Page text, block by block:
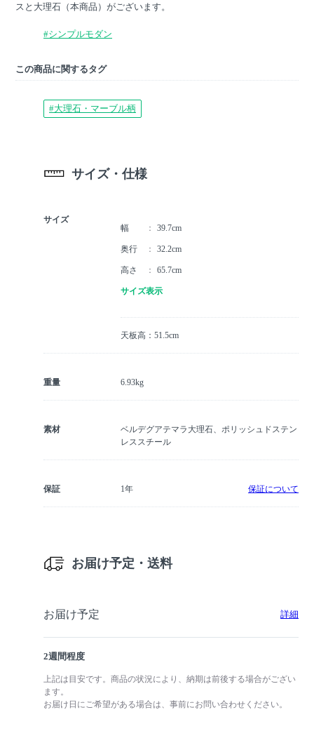
スと大理石（本商品）がございます。
#シンプルモダン
この商品に関するタグ
#大理石・マーブル柄
サイズ・仕様
サイズ
幅
39.7cm
奥行 32.2cm
高さ 65.7cm
サイズ表示
天板高：51.5cm
重量 6.93kg
素材
ベルデグアテマラ大理石、ポリッシュドステン
レススチール
保証 1年 保証について
お届け予定・送料
お届け予定 詳細
2週間程度
上記は目安です。商品の状況により、納期は前後する場合がござい
ます。
お届け日にご希望がある場合は、事前にお問い合わせください。